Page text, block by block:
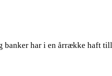
banker har i en årrække haft